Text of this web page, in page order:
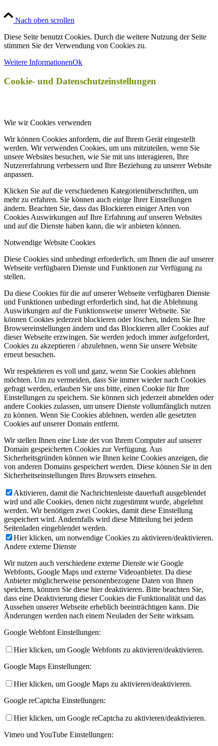
Nach oben scrollen
Diese Seite benutzt Cookies. Durch die weitere Nutzung der Seite
stimmen Sie der Verwendung von Cookies zu.
Weitere InformationenOk
Cookie- und Datenschutzeinstellungen
Wie wir Cookies verwenden
Wir können Cookies anfordern, die auf Ihrem Gerät eingestellt
werden. Wir verwenden Cookies, um uns mitzuteilen, wenn Sie
unsere Websites besuchen, wie Sie mit uns interagieren, Ihre
Nutzererfahrung verbessern und Ihre Beziehung zu unserer Website
anpassen.
Klicken Sie auf die verschiedenen Kategorienüberschriften, um
mehr zu erfahren. Sie können auch einige Ihrer Einstellungen
ändern. Beachten Sie, dass das Blockieren einiger Arten von
Cookies Auswirkungen auf Ihre Erfahrung auf unseren Websites
und auf die Dienste haben kann, die wir anbieten können.
Notwendige Website Cookies
Diese Cookies sind unbedingt erforderlich, um Ihnen die auf unserer
Webseite verfügbaren Dienste und Funktionen zur Verfügung zu
stellen.
Da diese Cookies für die auf unserer Webseite verfügbaren Dienste
und Funktionen unbedingt erforderlich sind, hat die Ablehnung
Auswirkungen auf die Funktionsweise unserer Webseite. Sie
können Cookies jederzeit blockieren oder löschen, indem Sie Ihre
Browsereinstellungen ändern und das Blockieren aller Cookies auf
dieser Webseite erzwingen. Sie werden jedoch immer aufgefordert,
Cookies zu akzeptieren / abzulehnen, wenn Sie unsere Website
erneut besuchen.
Wir respektieren es voll und ganz, wenn Sie Cookies ablehnen
möchten. Um zu vermeiden, dass Sie immer wieder nach Cookies
gefragt werden, erlauben Sie uns bitte, einen Cookie für Ihre
Einstellungen zu speichern. Sie können sich jederzeit abmelden oder
andere Cookies zulassen, um unsere Dienste vollumfänglich nutzen
zu können. Wenn Sie Cookies ablehnen, werden alle gesetzten
Cookies auf unserer Domain entfernt.
Wir stellen Ihnen eine Liste der von Ihrem Computer auf unserer
Domain gespeicherten Cookies zur Verfügung. Aus
Sicherheitsgründen können wie Ihnen keine Cookies anzeigen, die
von anderen Domains gespeichert werden. Diese können Sie in den
Sicherheitseinstellungen Ihres Browsers einsehen.
Aktivieren, damit die Nachrichtenleiste dauerhaft ausgeblendet
wird und alle Cookies, denen nicht zugestimmt wurde, abgelehnt
werden. Wir benötigen zwei Cookies, damit diese Einstellung
gespeichert wird. Andernfalls wird diese Mitteilung bei jedem
Seitenladen eingeblendet werden.
Hier klicken, um notwendige Cookies zu aktivieren/deaktivieren.
Andere externe Dienste
Wir nutzen auch verschiedene externe Dienste wie Google
Webfonts, Google Maps und externe Videoanbieter. Da diese
Anbieter möglicherweise personenbezogene Daten von Ihnen
speichern, können Sie diese hier deaktivieren. Bitte beachten Sie,
dass eine Deaktivierung dieser Cookies die Funktionalität und das
Aussehen unserer Webseite erheblich beeinträchtigen kann. Die
Änderungen werden nach einem Neuladen der Seite wirksam.
Google Webfont Einstellungen:
Hier klicken, um Google Webfonts zu aktivieren/deaktivieren.
Google Maps Einstellungen:
Hier klicken, um Google Maps zu aktivieren/deaktivieren.
Google reCaptcha Einstellungen:
Hier klicken, um Google reCaptcha zu aktivieren/deaktivieren.
Vimeo und YouTube Einstellungen: